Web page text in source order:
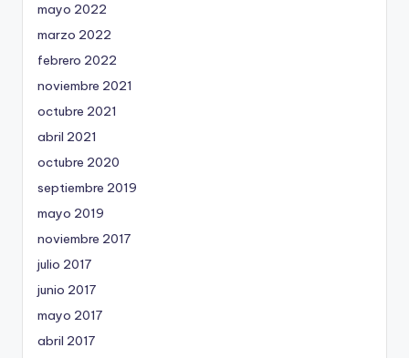
mayo 2022
marzo 2022
febrero 2022
noviembre 2021
octubre 2021
abril 2021
octubre 2020
septiembre 2019
mayo 2019
noviembre 2017
julio 2017
junio 2017
mayo 2017
abril 2017